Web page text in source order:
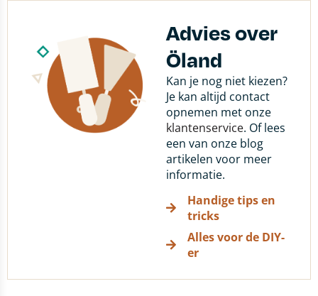
Advies over
Öland
Kan je nog niet kiezen?
Je kan altijd contact
opnemen met onze
klantenservice. Of lees
een van onze blog
artikelen voor meer
informatie.
Handige tips en
tricks
Alles voor de DIY-
er